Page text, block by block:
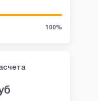
100%